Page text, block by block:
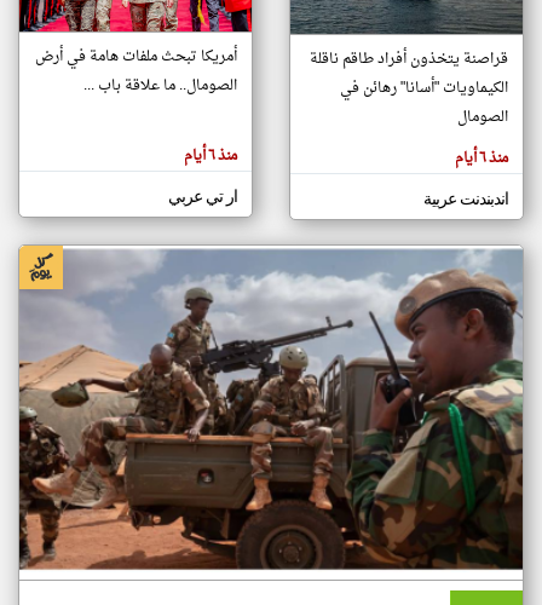
تغيير الدولة
اخبار الصومال على مدار الساعة
أهم اخبار الصومال العاجلة والمباشرة
المقالات
هنا عن
وجهة
كاتبيها.
قراصنة يتخذون أفراد طاقم ناقلة
الكيماويات "أسانا" رهائن في
الصومال
منذ ٦ أيام
اندبندنت عربية
أمريكا تبحث ملفات هامة في أرض
الصومال.. ما علاقة باب ...
منذ ٦ أيام
ار تي عربي
klyoum.com